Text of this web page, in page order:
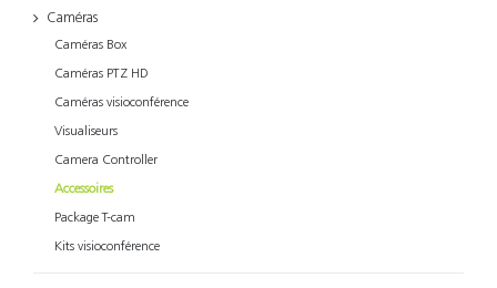
Caméras
Caméras Box
Caméras PTZ HD
Caméras visioconférence
Visualiseurs
Camera Controller
Accessoires
Package T-cam
Kits visioconférence